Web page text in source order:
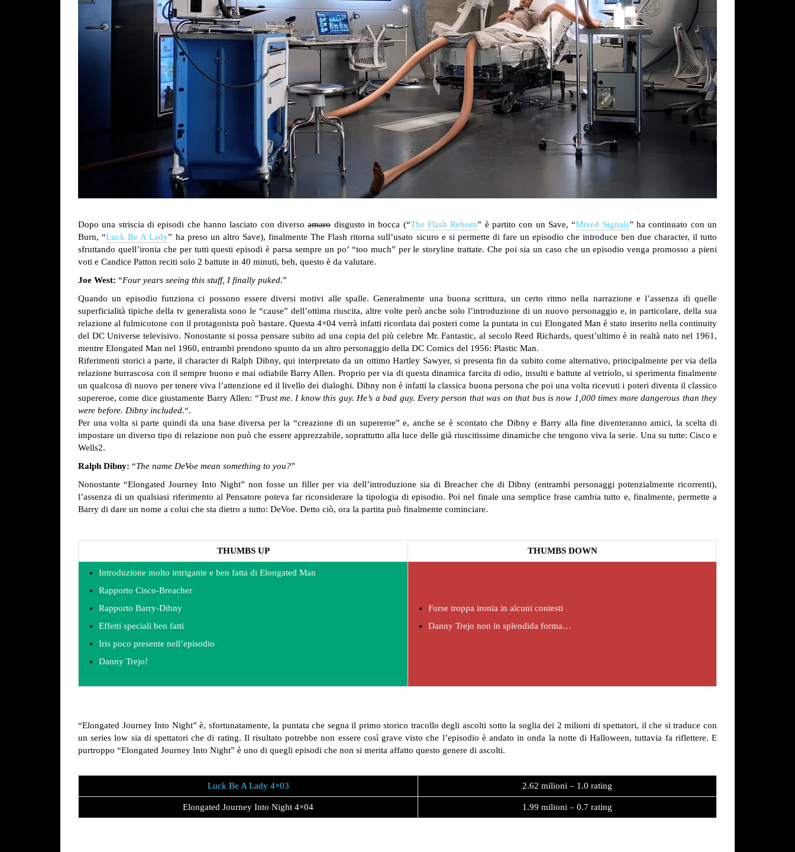
Dopo una striscia di episodi che hanno lasciato con diversoamarodisgusto in bocca (“The Flash Reborn” è partito con un Save, “Mixed Signals” ha continuato con un
Burn, “Luck Be A Lady” ha preso un altro Save), finalmente The Flash ritorna sull’usato sicuro e si permette di fare un episodio che introduce ben due character, il tutto
sfruttando quell’ironia che per tutti questi episodi è parsa sempre un po’ “too much” per le storyline trattate. Che poi sia un caso che un episodio venga promosso a pieni
voti e Candice Patton reciti solo 2 battute in 40 minuti, beh, questo è da valutare.
Joe West: “Four years seeing this stuff, I finally puked.”
Quando un episodio funziona ci possono essere diversi motivi alle spalle. Generalmente una buona scrittura, un certo ritmo nella narrazione e l’assenza di quelle
superficialità tipiche della tv generalista sono le “cause” dell’ottima riuscita, altre volte però anche solo l’introduzione di un nuovo personaggio e, in particolare, della sua
relazione al fulmicotone con il protagonista può bastare. Questa 4×04 verrà infatti ricordata dai posteri come la puntata in cui Elongated Man è stato inserito nella continuity
del DC Universe televisivo. Nonostante si possa pensare subito ad una copia del più celebre Mr. Fantastic, al secolo Reed Richards, quest’ultimo è in realtà nato nel 1961,
mentre Elongated Man nel 1960, entrambi prendono spunto da un altro personaggio della DC Comics del 1956: Plastic Man.
Riferimenti storici a parte, il character di Ralph Dibny, qui interpretato da un ottimo Hartley Sawyer, si presenta fin da subito come alternativo, principalmente per via della
relazione burrascosa con il sempre buono e mai odiabile Barry Allen. Proprio per via di questa dinamica farcita di odio, insulti e battute al vetriolo, si sperimenta finalmente
un qualcosa di nuovo per tenere viva l’attenzione ed il livello dei dialoghi. Dibny non è infatti la classica buona persona che poi una volta ricevuti i poteri diventa il classico
supereroe, come dice giustamente Barry Allen: “Trust me. I know this guy. He’s a bad guy. Every person that was on that bus is now 1,000 times more dangerous than they
were before. Dibny included.“.
Per una volta si parte quindi da una base diversa per la “creazione di un supereroe” e, anche se è scontato che Dibny e Barry alla fine diventeranno amici, la scelta di
impostare un diverso tipo di relazione non può che essere apprezzabile, soprattutto alla luce delle già riuscitissime dinamiche che tengono viva la serie. Una su tutte: Cisco e
Wells2.
Ralph Dibny: “The name DeVoe mean something to you?”
Nonostante “Elongated Journey Into Night” non fosse un filler per via dell’introduzione sia di Breacher che di Dibny (entrambi personaggi potenzialmente ricorrenti),
l’assenza di un qualsiasi riferimento al Pensatore poteva far riconsiderare la tipologia di episodio. Poi nel finale una semplice frase cambia tutto e, finalmente, permette a
Barry di dare un nome a colui che sta dietro a tutto: DeVoe. Detto ciò, ora la partita può finalmente cominciare.
THUMBS UP THUMBS DOWN
Introduzione molto intrigante e ben fatta di Elongated Man
Rapporto Cisco-Breacher
Rapporto Barry-Dibny
Effetti speciali ben fatti
Iris poco presente nell’episodio
Danny Trejo!
Forse troppa ironia in alcuni contesti
Danny Trejo non in splendida forma…
“Elongated Journey Into Night” è, sfortunatamente, la puntata che segna il primo storico tracollo degli ascolti sotto la soglia dei 2 milioni di spettatori, il che si traduce con
un series low sia di spettatori che di rating. Il risultato potrebbe non essere così grave visto che l’episodio è andato in onda la notte di Halloween, tuttavia fa riflettere. E
purtroppo “Elongated Journey Into Night” è uno di quegli episodi che non si merita affatto questo genere di ascolti.
Luck Be A Lady 4×03 2.62 milioni – 1.0 rating
Elongated Journey Into Night 4×04 1.99 milioni – 0.7 rating